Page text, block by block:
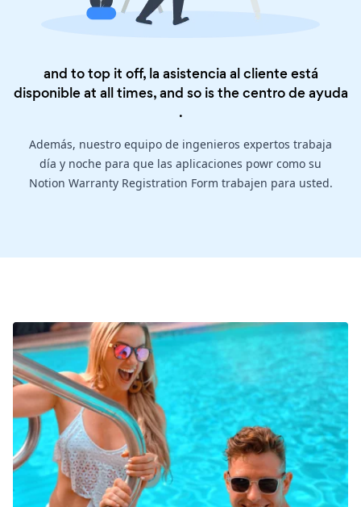
and to top it off, la asistencia al cliente está
disponible at all times, and so is thecentro de ayuda
.
Además, nuestro equipo de ingenieros expertos trabaja
día y noche para que las aplicaciones powr como su
Notion Warranty Registration Form trabajen para usted.